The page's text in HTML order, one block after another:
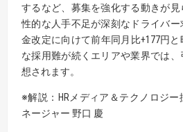
するなど、募集を強化する動きが
性的な人手不足が深刻なドライバ
金改定に向けて前年同月比+177円
な採用難が続くエリアや業界では
想されます。
※解説：HRメディア＆テクノロジ
ネージャー 野口 慶